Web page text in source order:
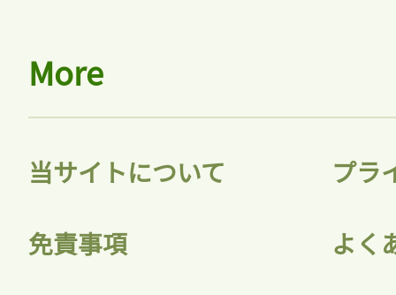
More
当サイトについて プラ
免責事項 よく